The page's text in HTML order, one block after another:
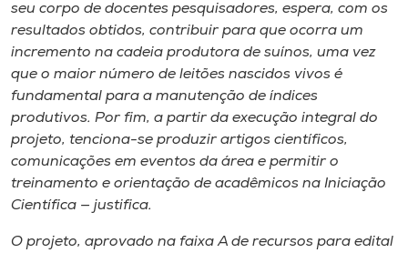
seu corpo de docentes pesquisadores, espera, com os
resultados obtidos, contribuir para que ocorra um
incremento na cadeia produtora de suínos, uma vez
que o maior número de leitões nascidos vivos é
fundamental para a manutenção de índices
produtivos. Por fim, a partir da execução integral do
projeto, tenciona-se produzir artigos científicos,
comunicações em eventos da área e permitir o
treinamento e orientação de acadêmicos na Iniciação
Científica — justifica.
O projeto, aprovado na faixa A de recursos para edital